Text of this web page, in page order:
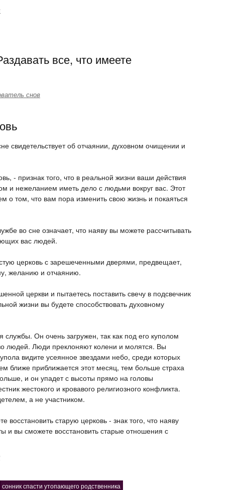
все, что имеете
снов
свидетельствует об отчаянии, духовном очищении и
- признак того, что в реальной жизни ваши действия
и нежеланием иметь дело с людьми вокруг вас. Этот
о том, что вам пора изменить свою жизнь и покаяться
во сне означает, что наяву вы можете рассчитывать
вас людей.
церковь с зарешеченными дверями, предвещает,
желанию и отчаянию.
церкви и пытаетесь поставить свечу в подсвечник
жизни вы будете способствовать духовному
службы. Он очень загружен, так как под его куполом
людей. Люди преклоняют колени и молятся. Вы
видите усеянное звездами небо, среди которых
ближе приближается этот месяц, тем больше страха
и он упадет с высоты прямо на головы
жестокого и кровавого религиозного конфликта.
а не участником.
восстановить старую церковь - знак того, что наяву
и вы сможете восстановить старые отношения с
сонник спасти утопающего родственника